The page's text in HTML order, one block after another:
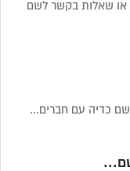
או שאלות בקשר לשם
כדיה עם חברים...